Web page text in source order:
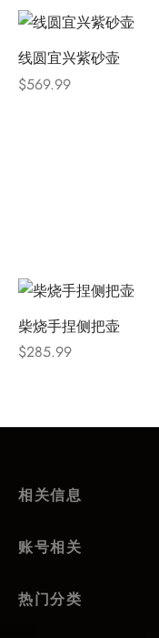
线圆宜兴紫砂壶
$569.99
柴烧手捏侧把壶
$285.99
相关信息
账号相关
热门分类